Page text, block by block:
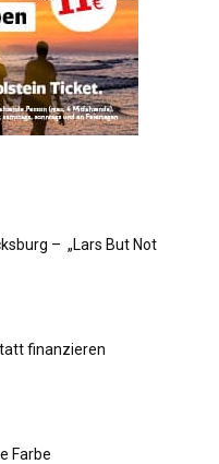
– „Lars But Not
finanzieren
Farbe